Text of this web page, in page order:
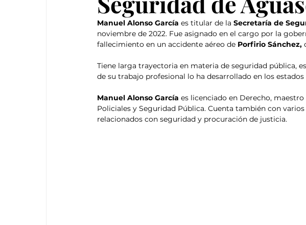
Manuel Alonso García es titular de la Secretaría de
noviembre de 2022. Fue asignado en el cargo por la
fallecimiento en un accidente aéreo de Porfirio Sánchez,
Tiene larga trayectoria en materia de seguridad pública,
de su trabajo profesional lo ha desarrollado en los
Manuel Alonso García es licenciado en Derecho,
Policiales y Seguridad Pública. Cuenta también con
relacionados con seguridad y procuración de justicia.